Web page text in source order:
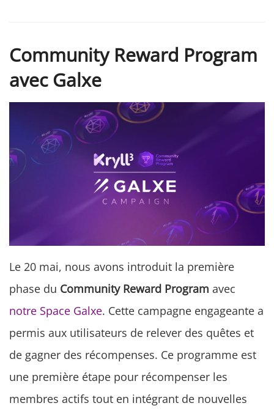
Community Reward Program
avec Galxe
Le 20 mai, nous avons introduit la première
phase du Community Reward Program avec
notre Space Galxe. Cette campagne engageante a
permis aux utilisateurs de relever des quêtes et
de gagner des récompenses. Ce programme est
une première étape pour récompenser les
membres actifs tout en intégrant de nouvelles